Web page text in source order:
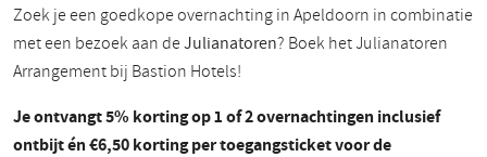
Zoek je een goedkope overnachting in Apeldoorn in combinatie
met een bezoek aan deJulianatoren? Boek het Julianatoren
Arrangement bij Bastion Hotels!
Je ontvangt 5% korting op 1 of 2 overnachtingen inclusief
ontbijt én €6,50 korting per toegangsticket voor de